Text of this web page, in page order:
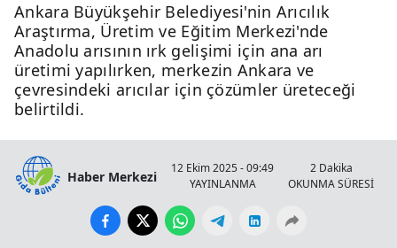
Ankara Büyükşehir Belediyesi'nin Arıcılık
Araştırma, Üretim ve Eğitim Merkezi'nde
Anadolu arısının ırk gelişimi için ana arı
üretimi yapılırken, merkezin Ankara ve
çevresindeki arıcılar için çözümler üreteceği
belirtildi.
Haber Merkezi
12 Ekim 2025 - 09:49
YAYINLANMA
2 Dakika
OKUNMA SÜRESİ